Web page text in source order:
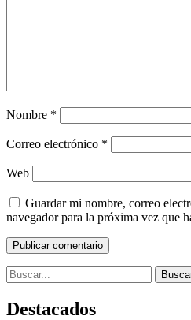
Nombre *
Correo electrónico *
Web
Guardar mi nombre, correo
navegador para la próxima vez que
Search
for:
Destacados